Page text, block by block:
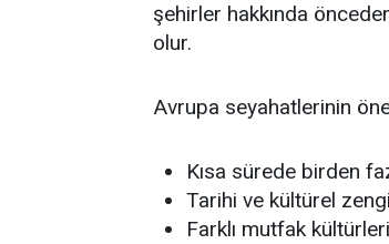
şehirler hakkında
olur.
Avrupa seyahatlerinin
Kısa sürede birden
Tarihi ve kültürel
Farklı mutfak